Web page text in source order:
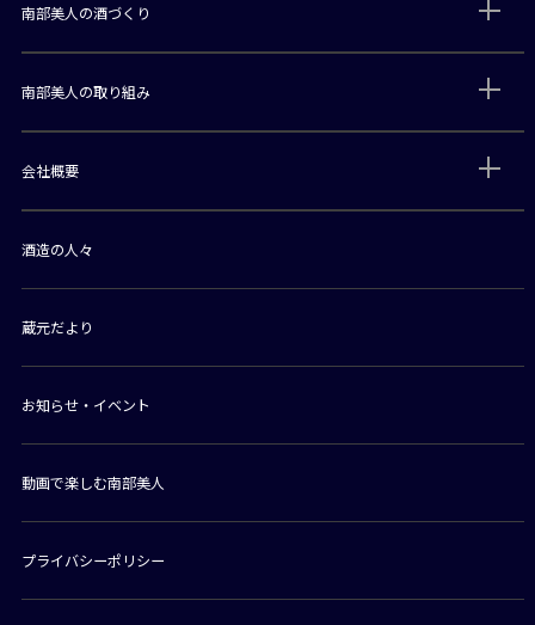
南部美人の酒づくり
南部美人の取り組み
会社概要
酒造の人々
蔵元だより
お知らせ・イベント
動画で楽しむ南部美人
プライバシーポリシー